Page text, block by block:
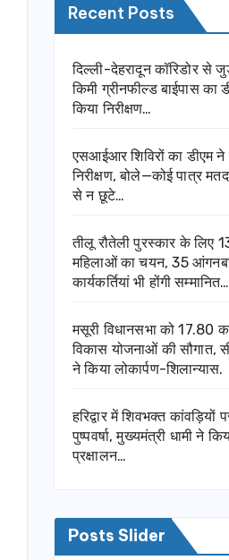
Recent Posts
दिल्ली-देहरादून कॉरिडोर से
किमी ग्रीनफील्ड बाईपास का
किया निरीक्षण…
एसआईआर शिविरों का डीएम ने
निरीक्षण, बोले—कोई पात्र
से न छूटे…
तीलू रौतेली पुरस्कार के लिए
महिलाओं का चयन, 35
कार्यकर्तियां भी होंगी सम्मानित…
मसूरी विधानसभा को 17.80
विकास योजनाओं की सौगात,
ने किया लोकार्पण-शिलान्यास.
हरिद्वार में शिवभक्त कांवड़ियों
पुष्पवर्षा, मुख्यमंत्री धामी ने
प्रक्षालन…
Posts Slider